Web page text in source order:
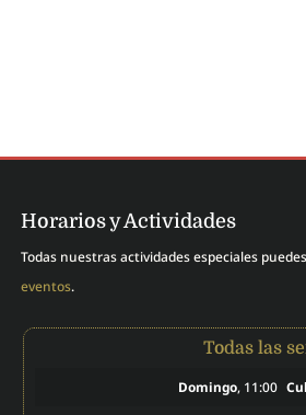
Horarios y Actividades
Todas nuestras actividades especiales
eventos.
Todas las
Domingo, 11:00